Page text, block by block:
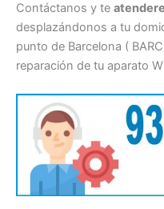
Contáctanos y te
desplazándonos a tu
punto de Barcelona (
reparación de tu aparato